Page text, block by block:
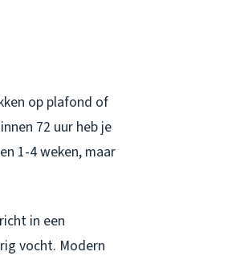
op plafond of
72 uur heb je
1-4 weken, maar
in een
vocht. Modern